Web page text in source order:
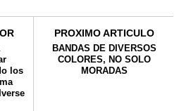
los
PROXIMO ARTICULO
BANDAS DE DIVERSOS
COLORES, NO SOLO
MORADAS